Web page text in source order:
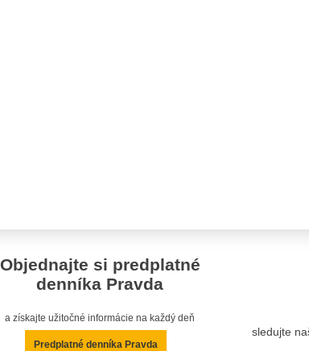
Objednajte si predplatné
denníka Pravda
a získajte užitočné informácie na každý deň
Predplatné denníka Pravda
sledujte